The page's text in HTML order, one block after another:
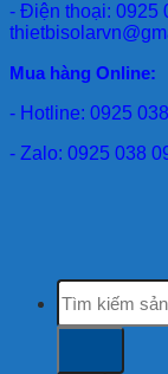
- Điện thoại: 0925
Mua hàng Online:
- Hotline: 0925
- Zalo: 0925 038
Tìm
kiếm: